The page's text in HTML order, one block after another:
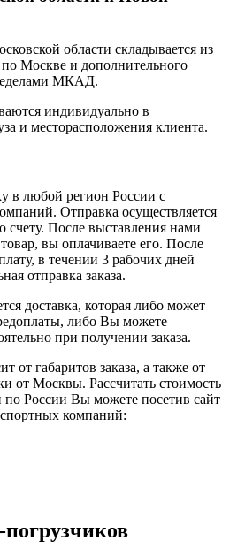
области складывается из
по Москве и дополнительного
МКАД.
индивидуально в
и месторасположения клиента.
в любой регион России с
Отправка осуществляется
счету. После выставления нами
вы оплачиваете его. После
в течении 3 рабочих дней
отправка заказа.
доставка, которая либо может
либо Вы можете
при получении заказа.
от габаритов заказа, а также от
от Москвы. Рассчитать стоимость
по России Вы можете посетив сайт
компаний: